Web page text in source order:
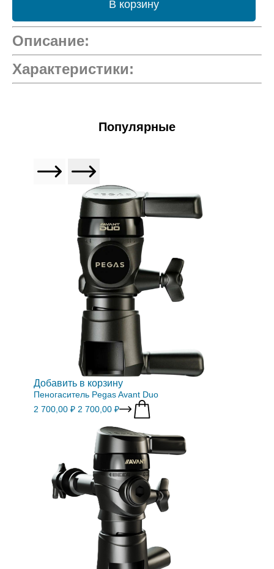
В корзину
Описание:
Характеристики:
Популярные
Добавить в корзину
Пеногаситель Pegas Avant Duo
2 700,00 ₽ 2 700,00 ₽